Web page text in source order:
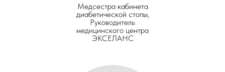
Медсестра кабинета
диабетической стопы,
Руководитель
медицинского центра
ЭКСЕЛАНС